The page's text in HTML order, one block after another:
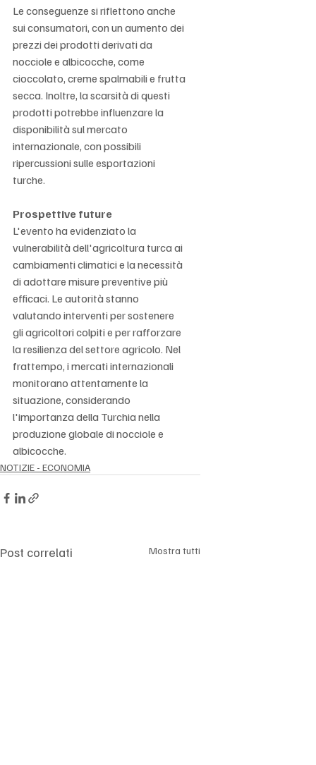
Le conseguenze si riflettono anche
sui consumatori, con un aumento dei
prezzi dei prodotti derivati da
nocciole e albicocche, come
cioccolato, creme spalmabili e frutta
secca. Inoltre, la scarsità di questi
prodotti potrebbe influenzare la
disponibilità sul mercato
internazionale, con possibili
ripercussioni sulle esportazioni
turche.
Prospettive future
L'evento ha evidenziato la
vulnerabilità dell'agricoltura turca ai
cambiamenti climatici e la necessità
di adottare misure preventive più
efficaci. Le autorità stanno
valutando interventi per sostenere
gli agricoltori colpiti e per rafforzare
la resilienza del settore agricolo. Nel
frattempo, i mercati internazionali
monitorano attentamente la
situazione, considerando
l'importanza della Turchia nella
produzione globale di nocciole e
albicocche.
NOTIZIE - ECONOMIA
Post correlati Mostra tutti